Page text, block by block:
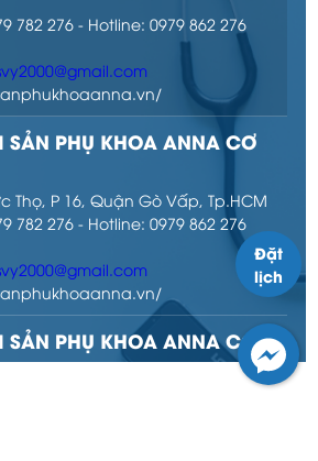
782 276 - Hotline: 0979 862 276
SẢN PHỤ KHOA ANNA CƠ
Thọ, P 16, Quận Gò Vấp, Tp.HCM
782 276 - Hotline: 0979 862 276
SẢN PHỤ KHOA ANNA CƠ
Đặt
lịch